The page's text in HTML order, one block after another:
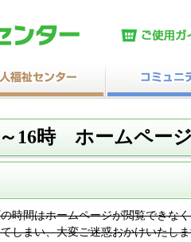
16時 ホームペー
時間はホームページが閲覧できな
しまい、大変ご迷惑おかけいたし